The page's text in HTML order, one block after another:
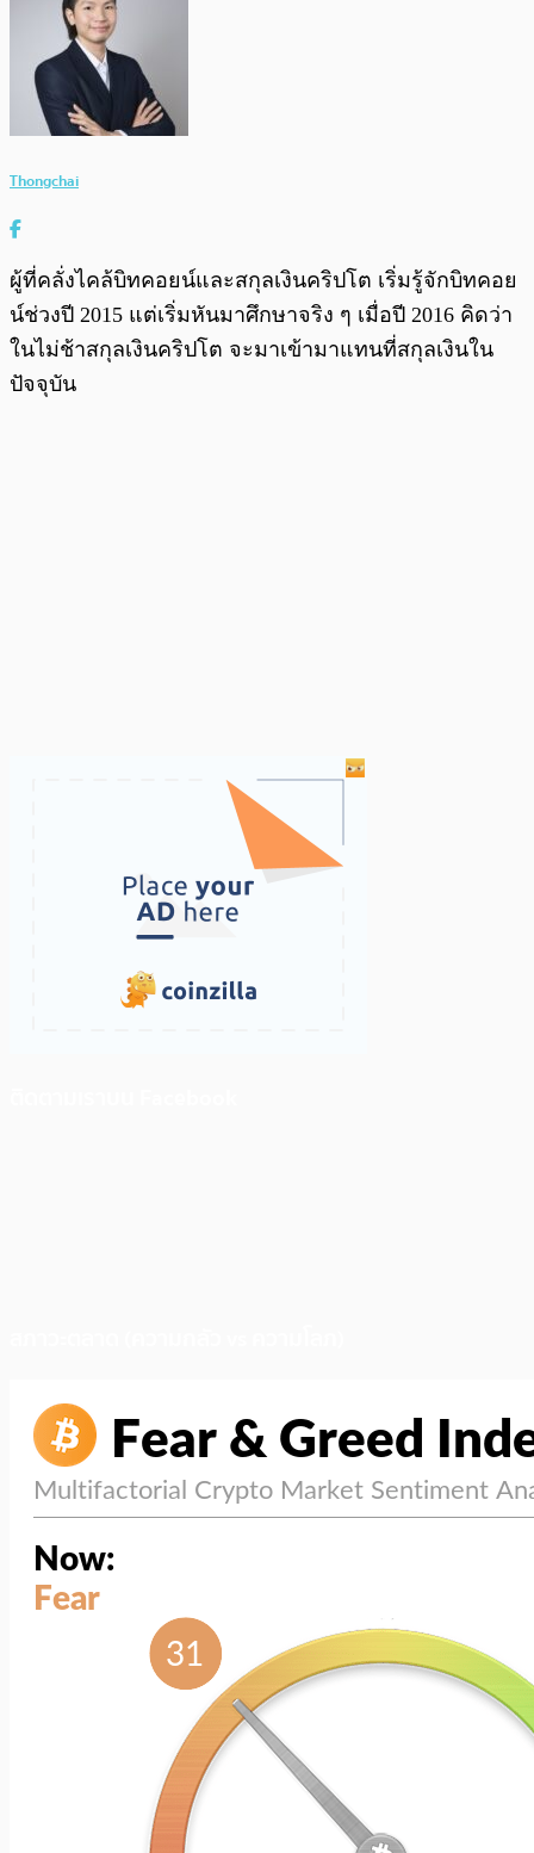
Thongchai
ผู้ที่คลั่งไคล้บิทคอยน์และสกุลเงินคริปโต เริ่มรู้จักบิทคอย
น์ช่วงปี 2015 แต่เริ่มหันมาศึกษาจริง ๆ เมื่อปี 2016 คิดว่า
ในไม่ช้าสกุลเงินคริปโต จะมาเข้ามาแทนที่สกุลเงินใน
ปัจจุบัน